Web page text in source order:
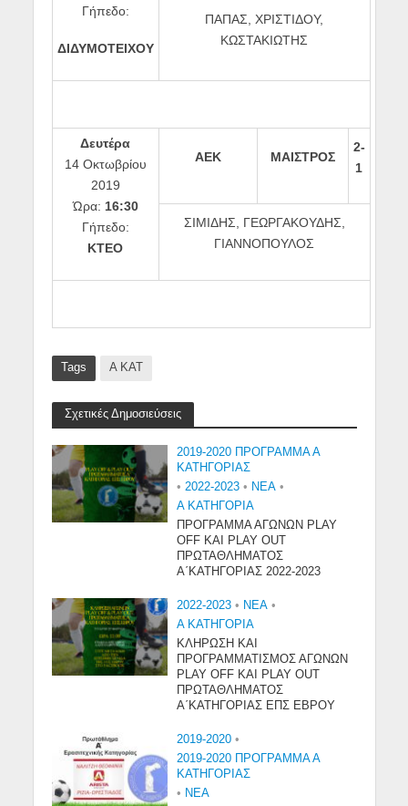
Γήπεδο:
ΔΙΔΥΜΟΤΕΙΧΟΥ
ΠΑΠΑΣ, ΧΡΙΣΤΙΔΟΥ,
ΚΩΣΤΑΚΙΩΤΗΣ
Δευτέρα
14 Οκτωβρίου
2019
Ώρα: 16:30
Γήπεδο:
ΚΤΕΟ
ΑΕΚ ΜΑΙΣΤΡΟΣ
2-
1
ΣΙΜΙΔΗΣ, ΓΕΩΡΓΑΚΟΥΔΗΣ,
ΓΙΑΝΝΟΠΟΥΛΟΣ
Tags A KAT
Σχετικές Δημοσιεύσεις
2019-2020 ΠΡΟΓΡΑΜΜΑ Α
ΚΑΤΗΓΟΡΙΑΣ
• 2022-2023 • NEA •
Α ΚΑΤΗΓΟΡΙΑ
ΠΡΟΓΡΑΜΜΑ ΑΓΩΝΩΝ PLAY
OFF ΚΑΙ PLAY OUT
ΠΡΩΤΑΘΛΗΜΑΤΟΣ
Α΄ΚΑΤΗΓΟΡΙΑΣ 2022-2023
2022-2023 • NEA •
Α ΚΑΤΗΓΟΡΙΑ
ΚΛΗΡΩΣΗ ΚΑΙ
ΠΡΟΓΡΑΜΜΑΤΙΣΜΟΣ ΑΓΩΝΩΝ
PLAY OFF ΚΑΙ PLAY OUT
ΠΡΩΤΑΘΛΗΜΑΤΟΣ
Α΄ΚΑΤΗΓΟΡΙΑΣ ΕΠΣ ΕΒΡΟΥ
2019-2020 •
2019-2020 ΠΡΟΓΡΑΜΜΑ Α
ΚΑΤΗΓΟΡΙΑΣ
• NEA